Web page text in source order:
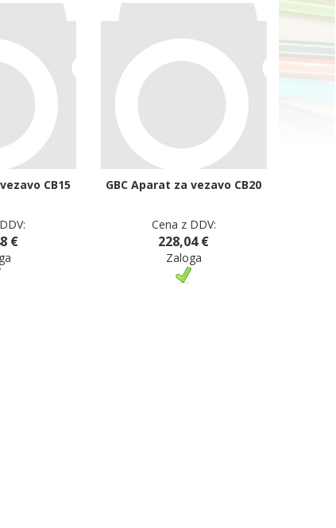
CB15
€
GBC Aparat za vezavo CB20
Cena z DDV:
228,04 €
Zaloga